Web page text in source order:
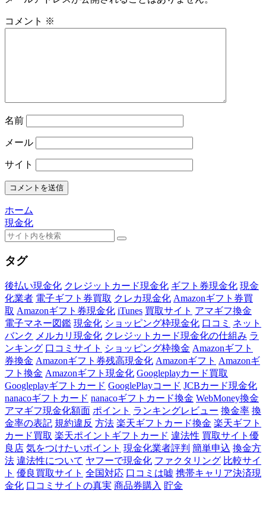
コメント ※
名前
メール
サイト
ホーム
現金化
タグ
後払い現金化 クレジットカード現金化 ギフト券現金化 現金
化業者 電子ギフト券買取 クレカ現金化 Amazonギフト券買
取 Amazonギフト券現金化 iTunes 買取サイト アマギフ換金
電子マネー図鑑 現金化 ショッピング枠現金化 口コミ ネット
バンク メルカリ現金化 クレジットカード現金化の仕組み ラ
ンキング 口コミサイト ショッピング枠換金 Amazonギフト
券換金 Amazonギフト券残高現金化 Amazonギフト Amazonギ
フト換金 Amazonギフト現金化 Googleplayカード買取
Googleplayギフトカード GooglePlayコード JCBカード現金化
nanacoギフトカード nanacoギフトカード換金 WebMoney換金
アマギフ現金化額面 ポイント ランキングレビュー 換金率 換
金率の表記 規約違反 方法 楽天ギフトカード換金 楽天ギフト
カード買取 楽天ポイントギフトカード 違法性 買取サイト優
良店 気をつけたいポイント 現金化業者評判 簡単申込 換金方
法 違法性について ヤフーで現金化 ファクタリング 比較サイ
ト 優良買取サイト 全国対応 口コミは嘘 携帯キャリア決済現
金化 口コミサイトの真実 商品券購入 貯金